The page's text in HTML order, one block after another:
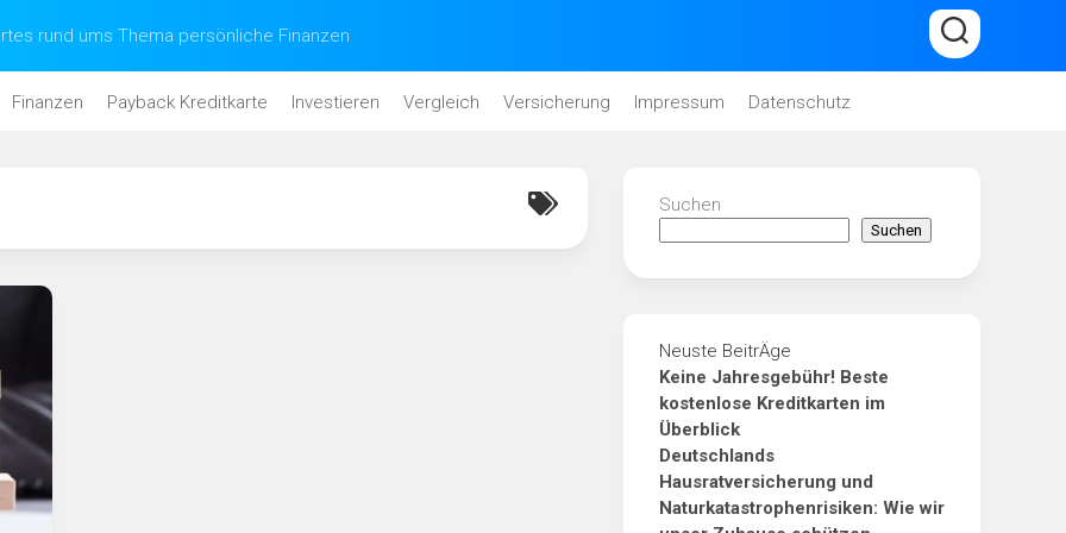
rund ums Thema persönliche Finanzen
Finanzen Payback Kreditkarte Investieren Vergleich Versicherung Impressum Datenschutz
Suchen
Suchen
Neuste BeitrÄge
Keine Jahresgebühr! Beste
kostenlose Kreditkarten im
Überblick
Deutschlands
Hausratversicherung und
Naturkatastrophenrisiken: Wie wir